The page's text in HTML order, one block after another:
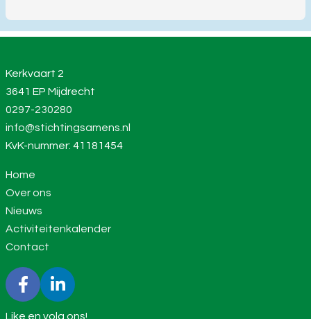
Kerkvaart 2
3641 EP Mijdrecht
0297-230280
info@stichtingsamens.nl
KvK-nummer: 41181454
Home
Over ons
Nieuws
Activiteitenkalender
Contact
Like en volg ons!